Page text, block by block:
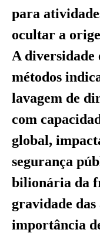
para
ocultar a
A diversidade
métodos
lavagem de
com
global,
segurança
bilionária da
gravidade das
importância